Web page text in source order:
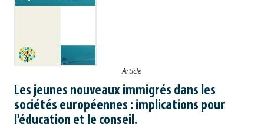
Article
Les jeunes nouveaux immigrés dans les
sociétés européennes : implications pour
l'éducation et le conseil.